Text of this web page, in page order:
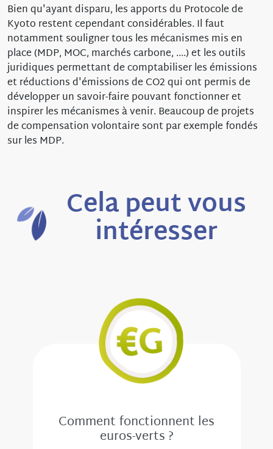
Bien qu'ayant disparu, les apports du Protocole de
Kyoto restent cependant considérables. Il faut
notamment souligner tous les mécanismes mis en
place (MDP, MOC, marchés carbone, ....) et les outils
juridiques permettant de comptabiliser les émissions
et réductions d'émissions de CO2 qui ont permis de
développer un savoir-faire pouvant fonctionner et
inspirer les mécanismes à venir. Beaucoup de projets
de compensation volontaire sont par exemple fondés
sur les MDP.
Cela peut vous
intéresser
Comment fonctionnent les
euros-verts ?